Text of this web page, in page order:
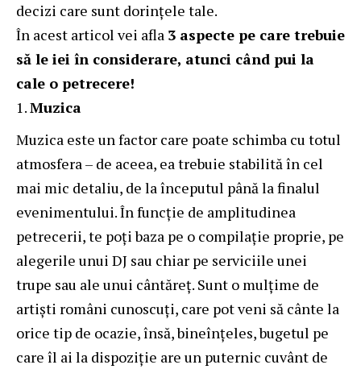
decizi care sunt dorințele tale.
În acest articol vei afla 3 aspecte pe care trebuie
să le iei în considerare, atunci când pui la
cale o petrecere!
Muzica
Muzica este un factor care poate schimba cu totul
atmosfera – de aceea, ea trebuie stabilită în cel
mai mic detaliu, de la începutul până la finalul
evenimentului. În funcție de amplitudinea
petrecerii, te poți baza pe o compilație proprie, pe
alegerile unui DJ sau chiar pe serviciile unei
trupe sau ale unui cântăreț. Sunt o mulțime de
artiști români cunoscuți, care pot veni să cânte la
orice tip de ocazie, însă, bineînțeles, bugetul pe
care îl ai la dispoziție are un puternic cuvânt de